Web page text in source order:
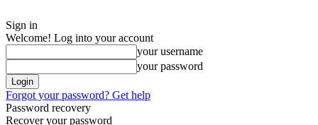
Sign in
Welcome! Log into your account
your username
your password
Forgot your password? Get help
Password recovery
Recover your password